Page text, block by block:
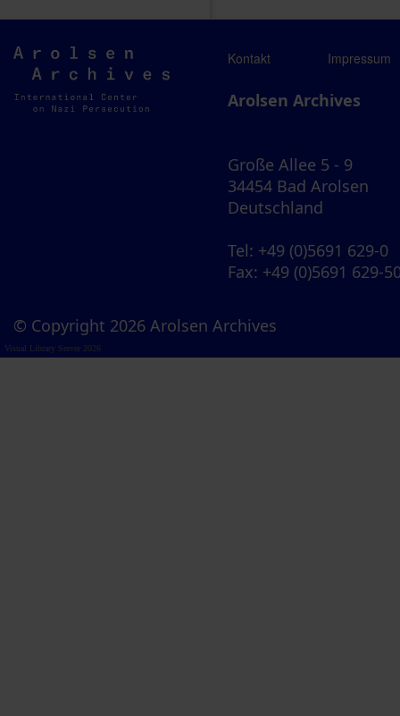
Arolsen
Archives
Kontakt Impressum
Arolsen Archives
Große Allee 5 - 9
34454 Bad Arolsen
Deutschland
Tel: +49 (0)5691 629-0
Fax: +49 (0)5691 629-
© Copyright 2026 Arolsen Archives
Visual Library Server 2026